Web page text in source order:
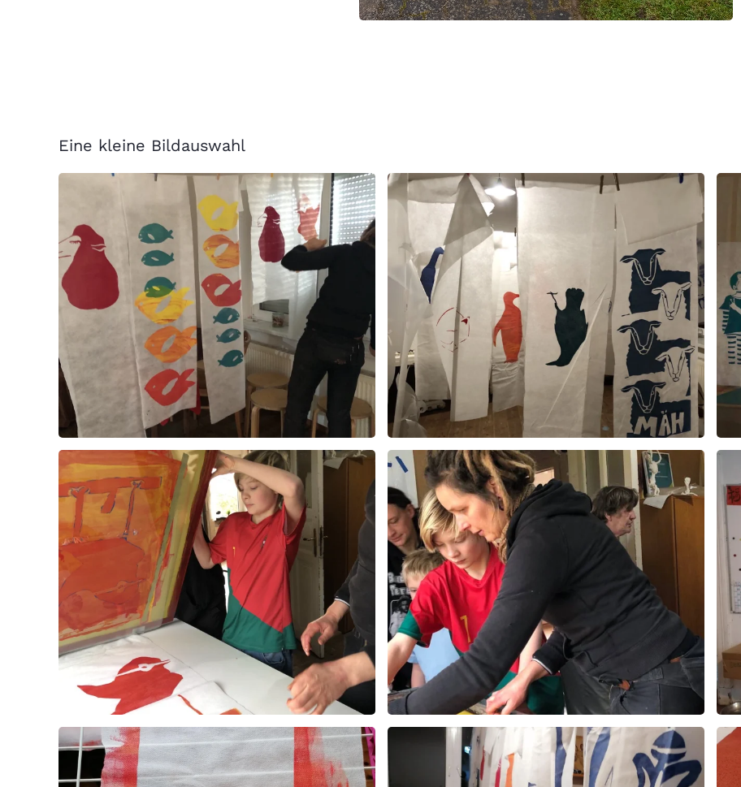
Eine kleine Bildauswahl